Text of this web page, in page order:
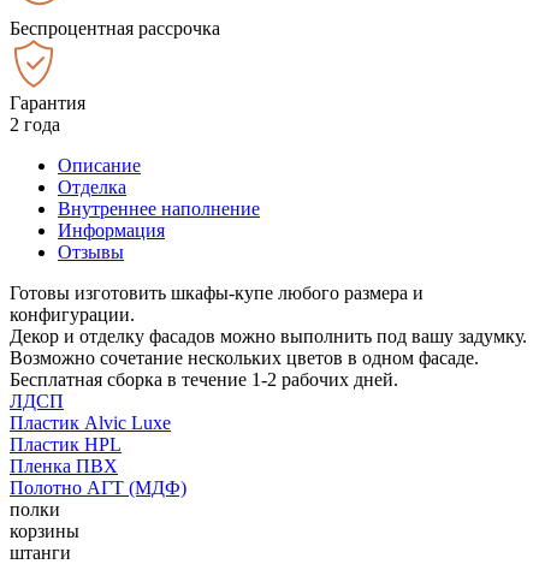
Беспроцентная рассрочка
Гарантия
2 года
Описание
Отделка
Внутреннее наполнение
Информация
Отзывы
Готовы изготовить шкафы-купе любого размера и
конфигурации.
Декор и отделку фасадов можно выполнить под вашу задумку.
Возможно сочетание нескольких цветов в одном фасаде.
Бесплатная сборка в течение 1-2 рабочих дней.
ЛДСП
Пластик Alvic Luxe
Пластик HPL
Пленка ПВХ
Полотно АГТ (МДФ)
полки
корзины
штанги